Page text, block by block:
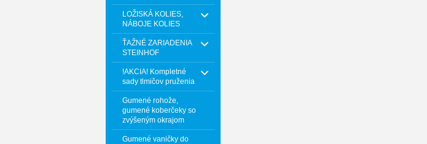
LOŽISKÁ KOLIES,
NÁBOJE KOLIES
ŤAŽNÉ ZARIADENIA
STEINHOF
!AKCIA! Kompletné
sady tlmičov pruženia
Gumené rohože,
gumené koberčeky so
zvýšeným okrajom
Gumené vaničky do